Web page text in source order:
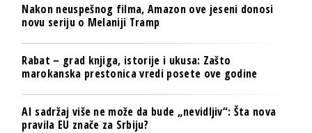
Nakon neuspešnog filma, Amazon ove jeseni donosi
novu seriju o Melaniji Tramp
Rabat – grad knjiga, istorije i ukusa: Zašto
marokanska prestonica vredi posete ove godine
AI sadržaj više ne može da bude „nevidljiv“: Šta nova
pravila EU znače za Srbiju?